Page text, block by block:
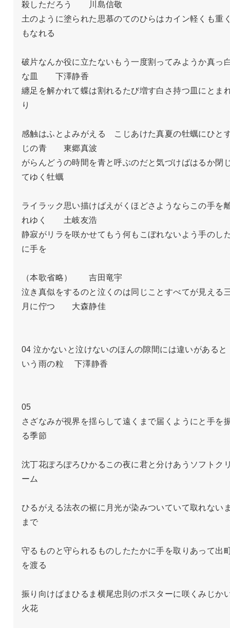
殺しただろう　　川島信敬
土のように塗られた思慕のてのひらはカイン軽くも重
もなれる
破片なんか役に立たないもう一度割ってみようか真っ
な皿　　下澤静香
纏足を解かれて蝶は割れるたび増す白さ持つ皿にとま
り
感触はふとよみがえる　こじあけた真夏の牡蠣にひと
じの青　　東郷真波
がらんどうの時間を青と呼ぶのだと気づけばはるか閉
てゆく牡蠣
ライラック思い描けばえがくほどさようならこの手を
れゆく　　土岐友浩
静寂がリラを咲かせてもう何もこぼれないよう手のし
に手を
（本歌省略）　　吉田竜宇
泣き真似をするのと泣くのは同じことすべてが見える
月に佇つ　　大森静佳
04 泣かないと泣けないのほんの隙間には違いがあると
いう雨の粒 　下澤静香
05
さざなみが視界を揺らして遠くまで届くようにと手を
る季節
沈丁花ぽろぽろひかるこの夜に君と分けあうソフトク
ーム
ひるがえる法衣の裾に月光が染みついていて取れない
まで
守るものと守られるものしたたかに手を取りあって出
を渡る
振り向けばまひるま横尾忠則のポスターに咲くみじか
火花